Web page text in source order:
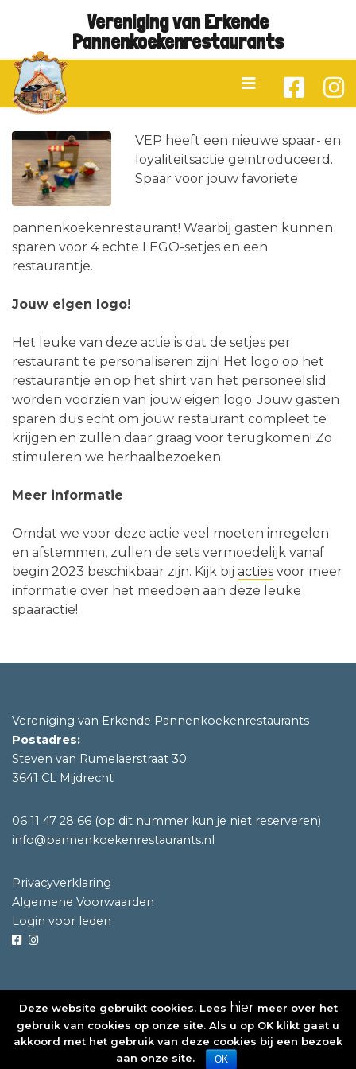
Vereniging van Erkende
Pannenkoekenrestaurants
VEP heeft een nieuwe spaar- en
loyaliteitsactie geintroduceerd.
Spaar voor jouw favoriete
pannenkoekenrestaurant! Waarbij gasten kunnen
sparen voor 4 echte LEGO-setjes en een
restaurantje.
Jouw eigen logo!
Het leuke van deze actie is dat de setjes per
restaurant te personaliseren zijn! Het logo op het
restaurantje en op het shirt van het personeelslid
worden voorzien van jouw eigen logo. Jouw gasten
sparen dus echt om jouw restaurant compleet te
krijgen en zullen daar graag voor terugkomen! Zo
stimuleren we herhaalbezoeken.
Meer informatie
Omdat we voor deze actie veel moeten inregelen
en afstemmen, zullen de sets vermoedelijk vanaf
begin 2023 beschikbaar zijn. Kijk bij acties voor meer
informatie over het meedoen aan deze leuke
spaaractie!
Vereniging van Erkende Pannenkoekenrestaurants
Postadres:
Steven van Rumelaerstraat 30
3641 CL Mijdrecht
06 11 47 28 66 (op dit nummer kun je niet reserveren)
info@pannenkoekenrestaurants.nl
Privacyverklaring
Algemene Voorwaarden
Login voor leden
©2020 Vereniging van Erkende Pannenkoekenrestaurants
Design en ontwikkeling doorMasters of Media
Deze website gebruikt cookies. Lees hiermeer over het
gebruik van cookies op onze site. Als u op OK klikt gaat u
akkoord met het gebruik van deze cookies bij een bezoek
aan onze site.
OK